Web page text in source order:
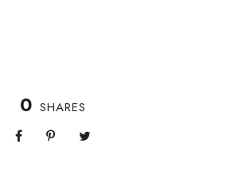
0 SHARES